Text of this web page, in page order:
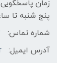
پنج شنبه تا
شماره تماس:
آدرس ایمیل: